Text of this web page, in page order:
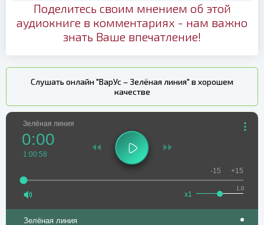
Поделитесь своим мнением об этой
аудиокниге в комментариях - нам важно
знать Ваше впечатление!
Слушать онлайн "ВарУс – Зелёная линия" в хорошем
качестве
Зелёная линия
0:00
1:00:58
1.0
x1
-15 +15
Зелёная линия